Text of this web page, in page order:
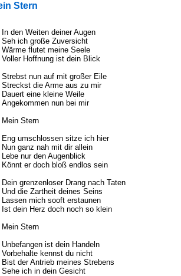
Stern
In den Weiten deiner Augen
Seh ich große Zuversicht
Wärme flutet meine Seele
Voller Hoffnung ist dein Blick
Strebst nun auf mit großer Eile
Streckst die Arme aus zu mir
Dauert eine kleine Weile
Angekommen nun bei mir
Mein Stern
Eng umschlossen sitze ich hier
Nun ganz nah mit dir allein
Lebe nur den Augenblick
Könnt er doch bloß endlos sein
Dein grenzenloser Drang nach Taten
Und die Zartheit deines Seins
Lassen mich sooft erstaunen
Ist dein Herz doch noch so klein
Mein Stern
Unbefangen ist dein Handeln
Vorbehalte kennst du nicht
Bist der Antrieb meines Strebens
Sehe ich in dein Gesicht